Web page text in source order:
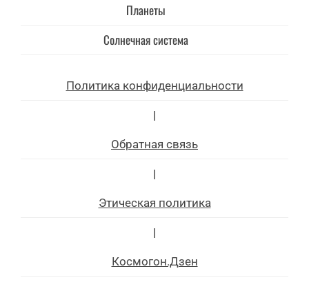
Планеты
Солнечная система
Политика конфиденциальности
|
Обратная связь
|
Этическая политика
|
Космогон.Дзен